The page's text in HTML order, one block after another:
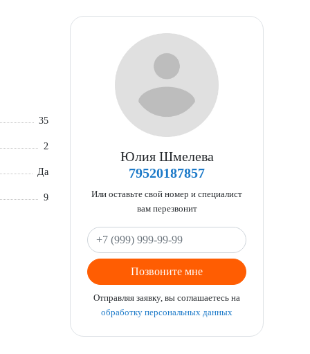
35
2
Да
9
Юлия Шмелева
79520187857
Или оставьте свой номер и специалист
вам перезвонит
Позвоните мне
Отправляя заявку, вы соглашаетесь на
обработку персональных данных